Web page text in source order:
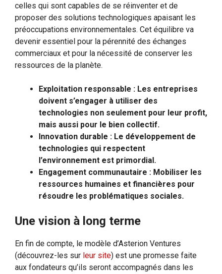
celles qui sont capables de se réinventer et de
proposer des solutions technologiques apaisant les
préoccupations environnementales. Cet équilibre va
devenir essentiel pour la pérennité des échanges
commerciaux et pour la nécessité de conserver les
ressources de la planète.
Exploitation responsable : Les entreprises
doivent s’engager à utiliser des
technologies non seulement pour leur profit,
mais aussi pour le bien collectif.
Innovation durable : Le développement de
technologies qui respectent
l’environnement est primordial.
Engagement communautaire : Mobiliser les
ressources humaines et financières pour
résoudre les problématiques sociales.
Une vision à long terme
En fin de compte, le modèle d’Asterion Ventures
(découvrez-les sur leur site) est une promesse faite
aux fondateurs qu’ils seront accompagnés dans les